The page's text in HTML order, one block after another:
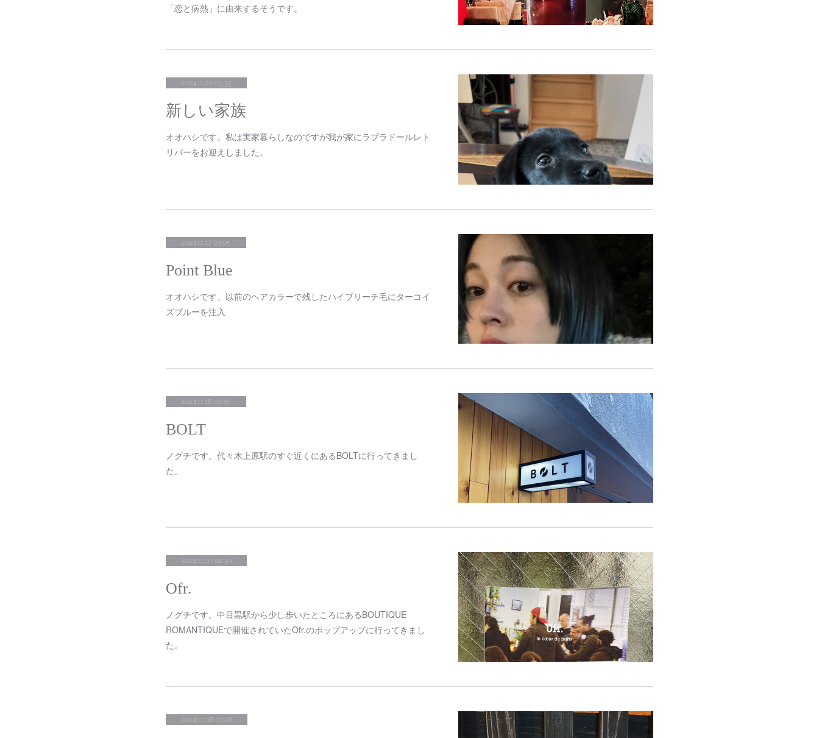
「恋と病熱」に由来するそうです。
2024.11.20 03:35
新しい家族
オオハシです。私は実家暮らしなのですが我が家にラブラドールレト
リバーをお迎えしました。
2024.11.17 03:05
Point Blue
オオハシです。以前のヘアカラーで残したハイブリーチ毛にターコイ
ズブルーを注入
2024.11.16 02:45
BOLT
ノグチです。代々木上原駅のすぐ近くにあるBOLTに行ってきまし
た。
2024.11.07 02:30
Ofr.
ノグチです。中目黒駅から少し歩いたところにあるBOUTIQUE
ROMANTIQUEで開催されていたOfr.のポップアップに行ってきまし
た。
2024.11.06 07:26